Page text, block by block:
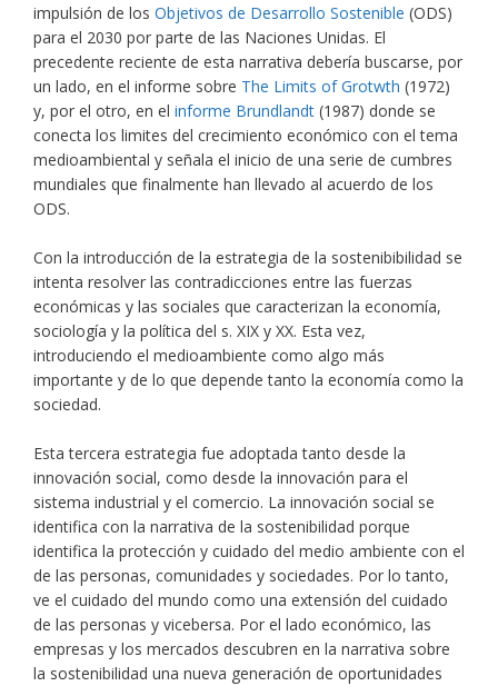
impulsión de los Objetivos de Desarrollo Sostenible (ODS)
para el 2030 por parte de las Naciones Unidas. El
precedente reciente de esta narrativa debería buscarse, por
un lado, en el informe sobre The Limits of Grotwth (1972)
y, por el otro, en el informe Brundlandt (1987) donde se
conecta los limites del crecimiento económico con el tema
medioambiental y señala el inicio de una serie de cumbres
mundiales que finalmente han llevado al acuerdo de los
ODS.
Con la introducción de la estrategia de la sostenibibilidad se
intenta resolver las contradicciones entre las fuerzas
económicas y las sociales que caracterizan la economía,
sociología y la política del s. XIX y XX. Esta vez,
introduciendo el medioambiente como algo más
importante y de lo que depende tanto la economía como la
sociedad.
Esta tercera estrategia fue adoptada tanto desde la
innovación social, como desde la innovación para el
sistema industrial y el comercio. La innovación social se
identifica con la narrativa de la sostenibilidad porque
identifica la protección y cuidado del medio ambiente con el
de las personas, comunidades y sociedades. Por lo tanto,
ve el cuidado del mundo como una extensión del cuidado
de las personas y vicebersa. Por el lado económico, las
empresas y los mercados descubren en la narrativa sobre
la sostenibilidad una nueva generación de oportunidades